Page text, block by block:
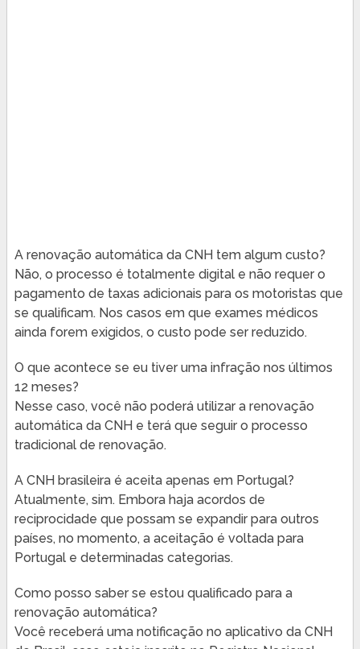
A renovação automática da CNH tem algum custo?
Não, o processo é totalmente digital e não requer o
pagamento de taxas adicionais para os motoristas que
se qualificam. Nos casos em que exames médicos
ainda forem exigidos, o custo pode ser reduzido.
O que acontece se eu tiver uma infração nos últimos
12 meses?
Nesse caso, você não poderá utilizar a renovação
automática da CNH e terá que seguir o processo
tradicional de renovação.
A CNH brasileira é aceita apenas em Portugal?
Atualmente, sim. Embora haja acordos de
reciprocidade que possam se expandir para outros
países, no momento, a aceitação é voltada para
Portugal e determinadas categorias.
Como posso saber se estou qualificado para a
renovação automática?
Você receberá uma notificação no aplicativo da CNH